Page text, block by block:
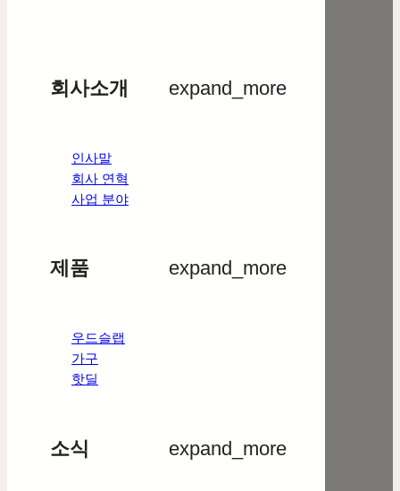
회사소개 expand_more
인사말
회사 연혁
사업 분야
제품 expand_more
우드슬랩
가구
핫딜
소식 expand_more